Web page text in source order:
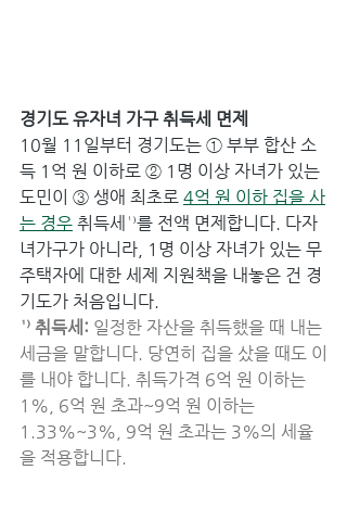
경기도 유자녀 가구 취득세 면제
10월 11일부터 경기도는 ① 부부 합산 소
득 1억 원 이하로 ② 1명 이상 자녀가 있는
도민이 ③ 생애 최초로 4억 원 이하 집을 사
는 경우 취득세¹⁾를 전액 면제합니다. 다자
녀가구가 아니라, 1명 이상 자녀가 있는 무
주택자에 대한 세제 지원책을 내놓은 건 경
기도가 처음입니다.
¹⁾ 취득세: 일정한 자산을 취득했을 때 내는
세금을 말합니다. 당연히 집을 샀을 때도 이
를 내야 합니다. 취득가격 6억 원 이하는
1%, 6억 원 초과~9억 원 이하는
1.33%~3%, 9억 원 초과는 3%의 세율
을 적용합니다.